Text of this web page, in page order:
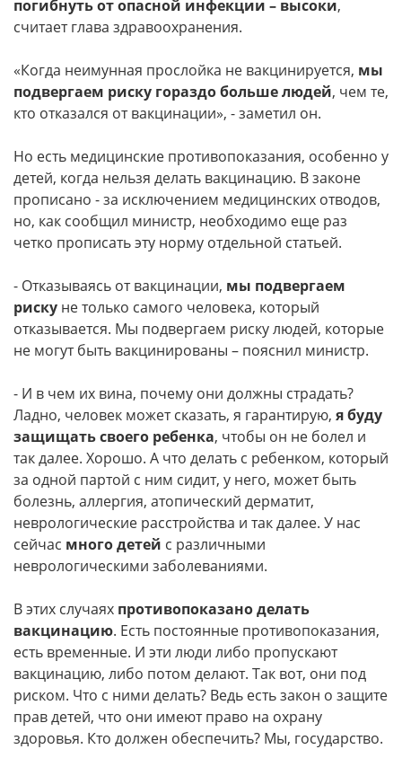
погибнуть от опасной инфекции – высоки,
считает глава здравоохранения.
«Когда неимунная прослойка не вакцинируется, мы
подвергаем риску гораздо больше людей, чем те,
кто отказался от вакцинации», - заметил он.
Но есть медицинские противопоказания, особенно у
детей, когда нельзя делать вакцинацию. В законе
прописано - за исключением медицинских отводов,
но, как сообщил министр, необходимо еще раз
четко прописать эту норму отдельной статьей.
- Отказываясь от вакцинации, мы подвергаем
риску не только самого человека, который
отказывается. Мы подвергаем риску людей, которые
не могут быть вакцинированы – пояснил министр.
- И в чем их вина, почему они должны страдать?
Ладно, человек может сказать, я гарантирую, я буду
защищать своего ребенка, чтобы он не болел и
так далее. Хорошо. А что делать с ребенком, который
за одной партой с ним сидит, у него, может быть
болезнь, аллергия, атопический дерматит,
неврологические расстройства и так далее. У нас
сейчас много детей с различными
неврологическими заболеваниями.
В этих случаях противопоказано делать
вакцинацию. Есть постоянные противопоказания,
есть временные. И эти люди либо пропускают
вакцинацию, либо потом делают. Так вот, они под
риском. Что с ними делать? Ведь есть закон о защите
прав детей, что они имеют право на охрану
здоровья. Кто должен обеспечить? Мы, государство.